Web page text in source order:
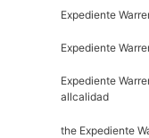
Expediente
Expediente
Expediente
allcalidad
the Expediente